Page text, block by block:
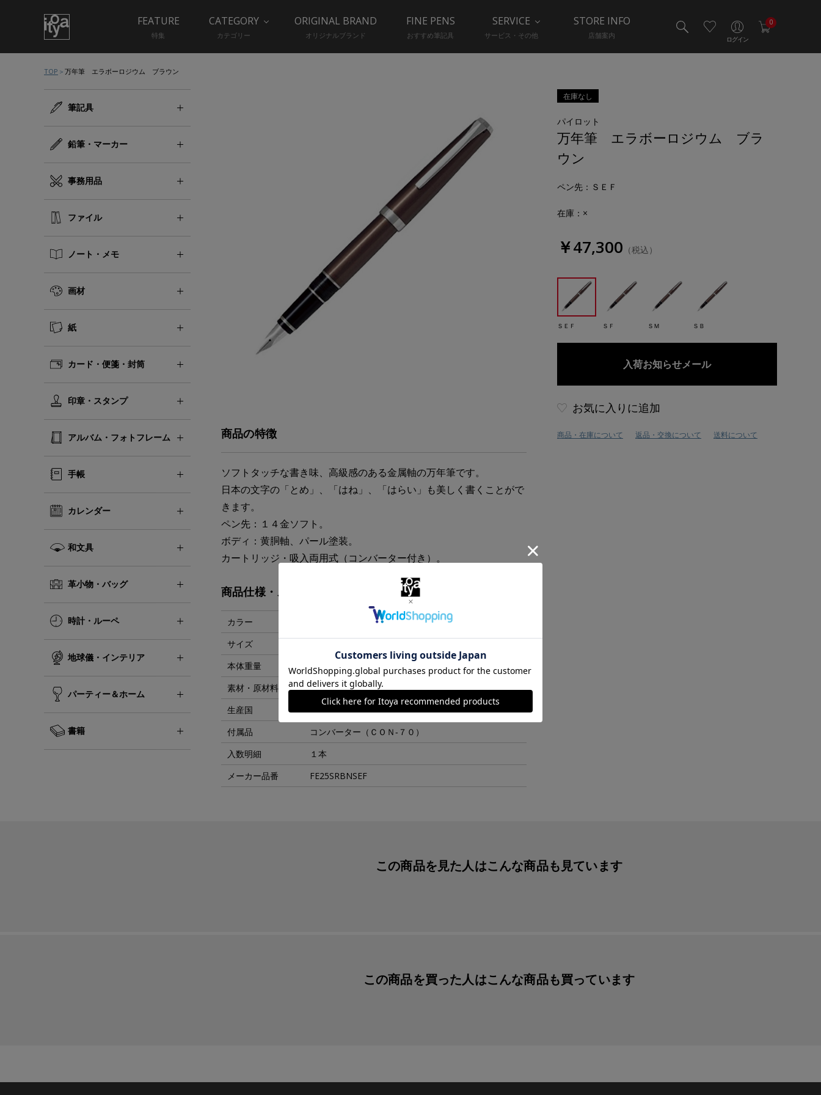
ログイン
0
FEATURE
特集
CATEGORY
カテゴリー
ORIGINAL BRAND
オリジナルブランド
FINE PENS
おすすめ筆記具
SERVICE
サービス・その他
STORE INFO
店舗案内
TOP 万年筆 エラボーロジウム ブラウン
筆記具
鉛筆・マーカー
事務用品
ファイル
ノート・メモ
画材
紙
カード・便箋・封筒
印章・スタンプ
アルバム・フォトフレーム
手帳
カレンダー
和文具
革小物・バッグ
時計・ルーペ
地球儀・インテリア
パーティー＆ホーム
書籍
在庫なし
パイロット
万年筆 エラボーロジウム ブラ
ウン
ペン先 ：ＳＥＦ
在庫：×
￥47,300 （税込）
ＳＥＦ ＳＦ ＳＭ ＳＢ
お気に入りに追加
商品・在庫について 返品・交換について 送料について
商品の特徴
ソフトタッチな書き味、高級感のある金属軸の万年筆です。
日本の文字の「とめ」、「はね」、「はらい」も美しく書くことがで
きます。
ペン先：１４金ソフト。
ボディ：黄胴軸、パール塗装。
カートリッジ・吸入両用式（コンバーター付き）。
商品仕様・スペック
カラー
サイズ
本体重量
34.0g
素材・原材料
黄銅
生産国
日本
付属品
コンバーター（ＣＯＮ‐７０）
入数明細
１本
メーカー品番
FE25SRBNSEF
この商品を見た人はこんな商品も見ています
この商品を買った人はこんな商品も買っています